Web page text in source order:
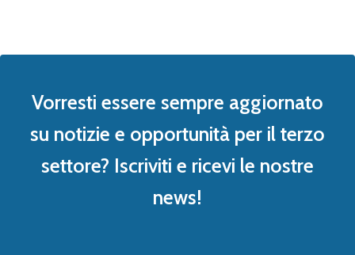
Vorresti essere sempre aggiornato
su notizie e opportunità per il terzo
settore? Iscriviti e ricevi le nostre
news!